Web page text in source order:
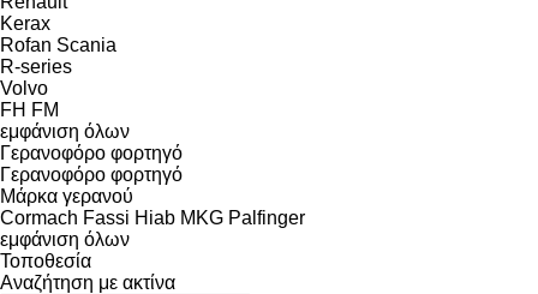
Kerax
Rofan Scania
R-series
Volvo
FH FM
εμφάνιση όλων
Γερανοφόρο φορτηγό
Γερανοφόρο φορτηγό
Μάρκα γερανού
Cormach Fassi Hiab MKG Palfinger
εμφάνιση όλων
Τοποθεσία
Αναζήτηση με ακτίνα